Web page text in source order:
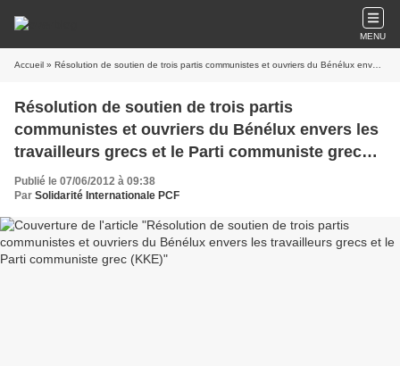
MENU
Accueil » Résolution de soutien de trois partis communistes et ouvriers du Bénélux envers les travailleurs grecs et le Parti communiste grec (KKE)
Résolution de soutien de trois partis
communistes et ouvriers du Bénélux envers les
travailleurs grecs et le Parti communiste grec
(KKE)
Publié le 07/06/2012 à 09:38
Par Solidarité Internationale PCF